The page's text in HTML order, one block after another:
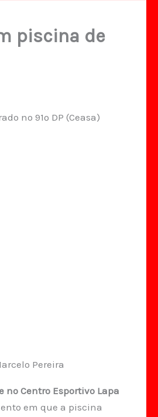
piscina de
no 91º DP (Ceasa)
Pereira
Centro Esportivo Lapa
em que a piscina